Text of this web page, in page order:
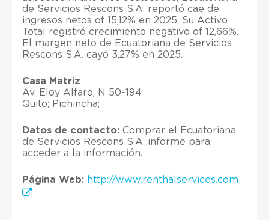
de Servicios Rescons S.A. reportó cae de
ingresos netos of 15,12% en 2025. Su Activo
Total registró crecimiento negativo of 12,66%.
El margen neto de Ecuatoriana de Servicios
Rescons S.A. cayó 3,27% en 2025.
Casa Matriz
Av. Eloy Alfaro, N 50-194
Quito; Pichincha;
Datos de contacto: Comprar el Ecuatoriana
de Servicios Rescons S.A. informe para
acceder a la información.
Página Web: http://www.renthalservices.com